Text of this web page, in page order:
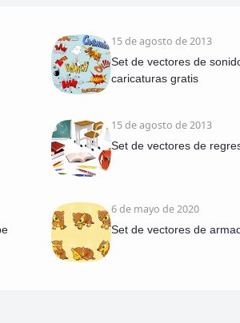
15 de agosto de 2013
Set de vectores de
caricaturas gratis
15 de agosto de 2013
Set de vectores de
6 de mayo de 2020
Set de vectores de